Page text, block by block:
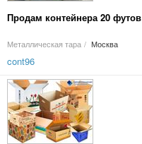
Продам контейнера 20 футов
Металлическая тара / Москва
cont96